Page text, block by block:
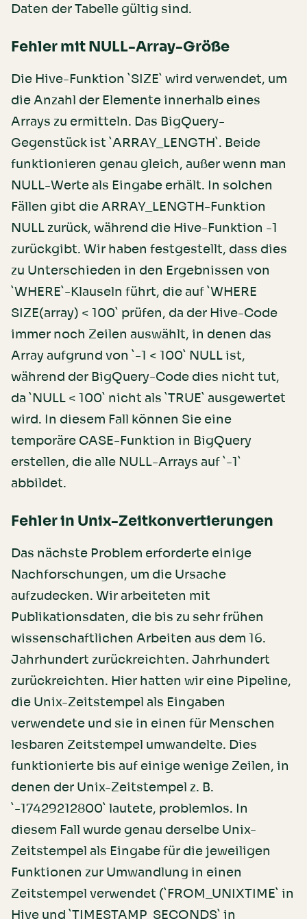
Daten der Tabelle gültig sind.
Fehler mit NULL-Array-Größe
Die Hive-Funktion `SIZE` wird verwendet, um
die Anzahl der Elemente innerhalb eines
Arrays zu ermitteln. Das BigQuery-
Gegenstück ist `ARRAY_LENGTH`. Beide
funktionieren genau gleich, außer wenn man
NULL-Werte als Eingabe erhält. In solchen
Fällen gibt die ARRAY_LENGTH-Funktion
NULL zurück, während die Hive-Funktion -1
zurückgibt. Wir haben festgestellt, dass dies
zu Unterschieden in den Ergebnissen von
`WHERE`-Klauseln führt, die auf `WHERE
SIZE(array) < 100` prüfen, da der Hive-Code
immer noch Zeilen auswählt, in denen das
Array aufgrund von `-1 < 100` NULL ist,
während der BigQuery-Code dies nicht tut,
da `NULL < 100` nicht als `TRUE` ausgewertet
wird. In diesem Fall können Sie eine
temporäre CASE-Funktion in BigQuery
erstellen, die alle NULL-Arrays auf `-1`
abbildet.
Fehler in Unix-Zeitkonvertierungen
Das nächste Problem erforderte einige
Nachforschungen, um die Ursache
aufzudecken. Wir arbeiteten mit
Publikationsdaten, die bis zu sehr frühen
wissenschaftlichen Arbeiten aus dem 16.
Jahrhundert zurückreichten. Jahrhundert
zurückreichten. Hier hatten wir eine Pipeline,
die Unix-Zeitstempel als Eingaben
verwendete und sie in einen für Menschen
lesbaren Zeitstempel umwandelte. Dies
funktionierte bis auf einige wenige Zeilen, in
denen der Unix-Zeitstempel z. B.
`-17429212800` lautete, problemlos. In
diesem Fall wurde genau derselbe Unix-
Zeitstempel als Eingabe für die jeweiligen
Funktionen zur Umwandlung in einen
Zeitstempel verwendet (`FROM_UNIXTIME` in
Hive und `TIMESTAMP_SECONDS` in